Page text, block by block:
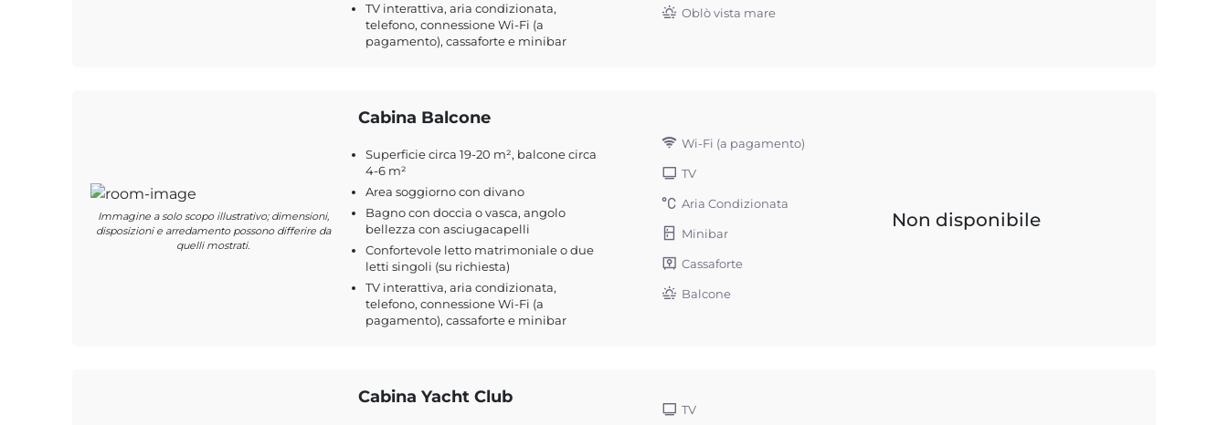
TV interattiva, aria condizionata,
telefono, connessione Wi-Fi (a
pagamento), cassaforte e minibar
Oblò vista mare
Immagine a solo scopo illustrativo; dimensioni,
disposizioni e arredamento possono differire da
quelli mostrati.
Cabina Balcone
Superficie circa 19-20 m², balcone circa
4-6 m²
Area soggiorno con divano
Bagno con doccia o vasca, angolo
bellezza con asciugacapelli
Confortevole letto matrimoniale o due
letti singoli (su richiesta)
TV interattiva, aria condizionata,
telefono, connessione Wi-Fi (a
pagamento), cassaforte e minibar
Wi-Fi (a pagamento)
TV
Aria Condizionata
Minibar
Cassaforte
Balcone
Non disponibile
Cabina Yacht Club
TV